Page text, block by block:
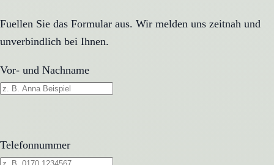
Fuellen Sie das Formular aus. Wir melden uns zeitnah und
unverbindlich bei Ihnen.
Vor- und Nachname
Telefonnummer